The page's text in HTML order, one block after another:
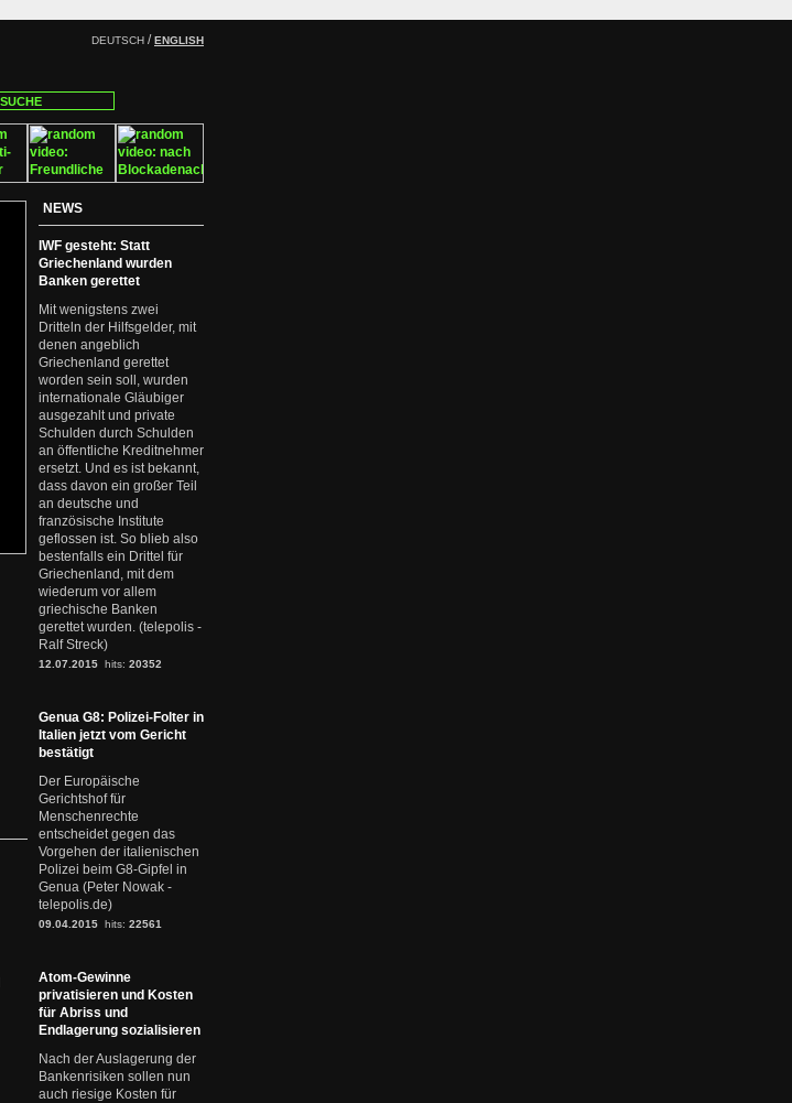
DEUTSCH /ENGLISH
NEWS
IWF gesteht: Statt
Griechenland wurden
Banken gerettet
Mit wenigstens zwei
Dritteln der Hilfsgelder, mit
denen angeblich
Griechenland gerettet
worden sein soll, wurden
internationale Gläubiger
ausgezahlt und private
Schulden durch Schulden
an öffentliche Kreditnehmer
ersetzt. Und es ist bekannt,
dass davon ein großer Teil
an deutsche und
französische Institute
geflossen ist. So blieb also
bestenfalls ein Drittel für
Griechenland, mit dem
wiederum vor allem
griechische Banken
gerettet wurden. (telepolis -
Ralf Streck)
12.07.2015 hits: 20352
Genua G8: Polizei-Folter in
Italien jetzt vom Gericht
bestätigt
Der Europäische
Gerichtshof für
Menschenrechte
entscheidet gegen das
Vorgehen der italienischen
Polizei beim G8-Gipfel in
Genua (Peter Nowak -
telepolis.de)
09.04.2015 hits: 22561
Atom-Gewinne
privatisieren und Kosten
für Abriss und
Endlagerung sozialisieren
Nach der Auslagerung der
Bankenrisiken sollen nun
auch riesige Kosten für